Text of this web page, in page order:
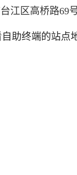
江区高桥路69号
助终端的站点